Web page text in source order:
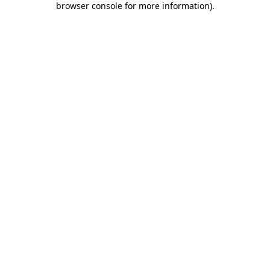
browser console for more information).